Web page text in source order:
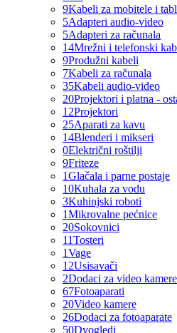
9Kabeli za mobitele i
5Adapteri audio-video
5Adapteri za računala
14Mrežni i telefonski
9Produžni kabeli
7Kabeli za računala
35Kabeli audio-video
20Projektori i platna -
12Projektori
25Aparati za kavu
14Blenderi i mikseri
0Električni roštilji
9Friteze
1Glačala i parne postaje
10Kuhala za vodu
3Kuhinjski roboti
1Mikrovalne pećnice
20Sokovnici
11Tosteri
1Vage
12Usisavači
2Dodaci za video kamere
67Fotoaparati
20Video kamere
26Dodaci za fotoaparate
50Dvogledi